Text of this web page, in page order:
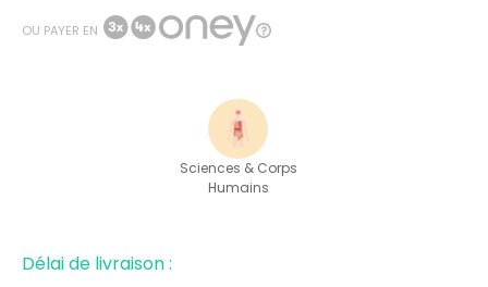
OU PAYER EN
Sciences & Corps
Humains
Délai de livraison :